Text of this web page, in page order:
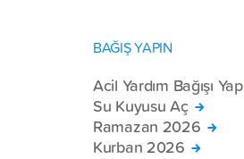
BAĞIŞ YAPIN
Acil Yardım Bağışı Yap
Su Kuyusu Aç
Ramazan 2026
Kurban 2026